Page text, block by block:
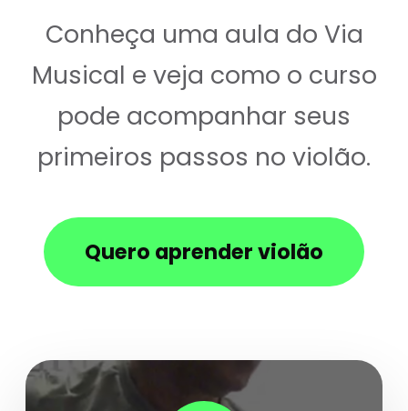
Conheça uma aula do Via
Musical e veja como o curso
pode acompanhar seus
primeiros passos no violão.
Quero aprender violão